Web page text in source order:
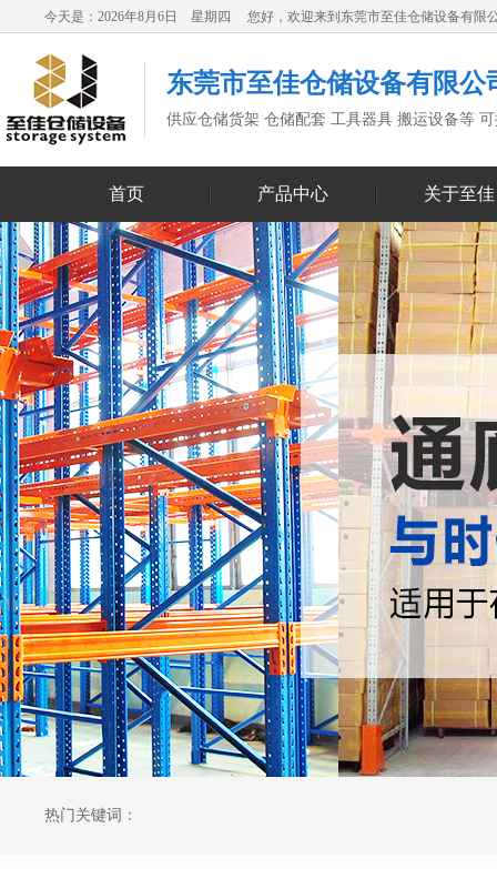
今天是：2026年8月6日 星期四 您好，欢迎来到东莞市至佳仓储设备有限
东莞市至佳仓储设备有限公
供应仓储货架 仓储配套 工具器具 搬运设备等
首页 产品中心 关于至佳
热门关键词：